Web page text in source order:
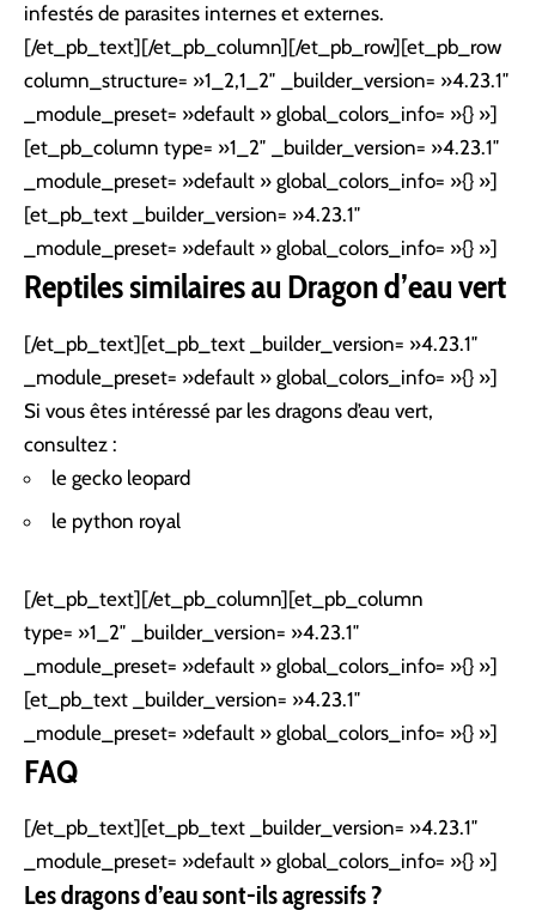
infestés de parasites internes et externes.
[/et_pb_text][/et_pb_column][/et_pb_row][et_pb_row
column_structure= »1_2,1_2″ _builder_version= »4.23.1″
_module_preset= »default » global_colors_info= »{} »]
[et_pb_column type= »1_2″ _builder_version= »4.23.1″
_module_preset= »default » global_colors_info= »{} »]
[et_pb_text _builder_version= »4.23.1″
_module_preset= »default » global_colors_info= »{} »]
Reptilessimilaires au Dragon d’eau vert
[/et_pb_text][et_pb_text _builder_version= »4.23.1″
_module_preset= »default » global_colors_info= »{} »]
Si vous êtes intéressé par les dragons d’eau vert,
consultez :
le gecko leopard
le python royal
[/et_pb_text][/et_pb_column][et_pb_column
type= »1_2″ _builder_version= »4.23.1″
_module_preset= »default » global_colors_info= »{} »]
[et_pb_text _builder_version= »4.23.1″
_module_preset= »default » global_colors_info= »{} »]
FAQ
[/et_pb_text][et_pb_text _builder_version= »4.23.1″
_module_preset= »default » global_colors_info= »{} »]
Les dragons d’eau sont-ils agressifs ?